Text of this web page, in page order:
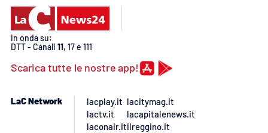
In onda su:
DTT - Canali 11, 17 e 111
Scarica tutte le nostre app!
LaC Network
lacplay.it
lactv.it
laconair.it
lacitymag.it
lacapitalenews.it
ilreggino.it